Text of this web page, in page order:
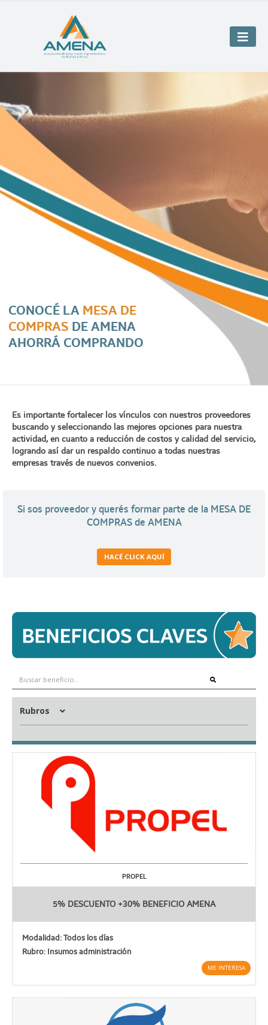
CONOCÉ LA MESA DE
COMPRAS DE AMENA
AHORRÁ COMPRANDO
Es importante fortalecer los vínculos con nuestros proveedores
buscando y seleccionando las mejores opciones para nuestra
actividad, en cuanto a reducción de costos y calidad del servicio,
logrando así dar un respaldo continuo a todas nuestras
empresas través de nuevos convenios.
Si sos proveedor y querés formar parte de la MESA DE
COMPRAS de AMENA
HACÉ CLICK AQUÍ
Rubros
PROPEL
5% DESCUENTO +30% BENEFICIO AMENA
Modalidad: Todos los días
Rubro: Insumos administración
ME INTERESA